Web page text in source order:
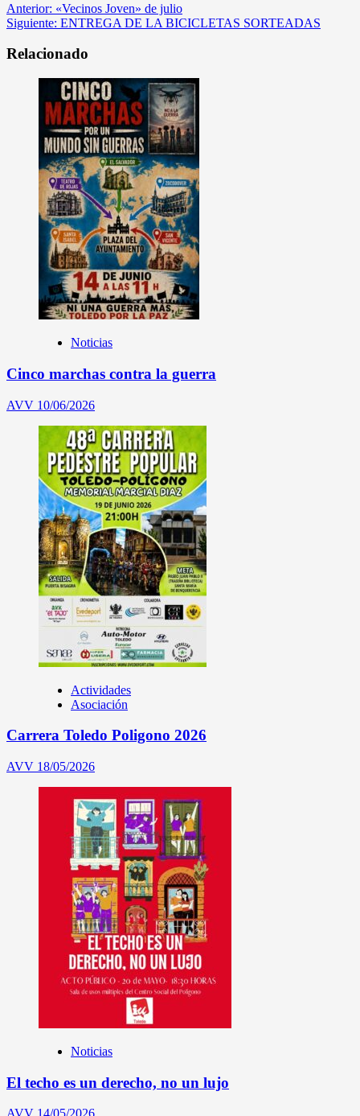
Anterior: «Vecinos Joven» de julio
Siguiente: ENTREGA DE LA BICICLETAS SORTEADAS
Relacionado
Noticias
Cinco marchas contra la guerra
AVV 10/06/2026
Actividades
Asociación
Carrera Toledo Poligono 2026
AVV 18/05/2026
Noticias
El techo es un derecho, no un lujo